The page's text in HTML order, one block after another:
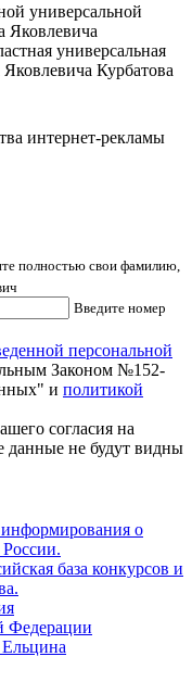
универсальной
Яковлевича
универсальная
Курбатова
интернет-рекламы
полностью свои фамилию,
Введите номер
персональной
Законом №152-
и политикой
согласия на
данные не будут видны